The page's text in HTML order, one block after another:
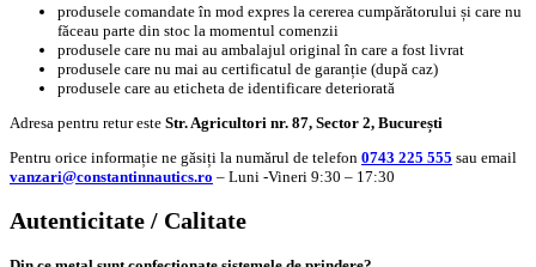
produsele comandate în mod expres la cererea cumpărătorului și care nu
făceau parte din stoc la momentul comenzii
produsele care nu mai au ambalajul original în care a fost livrat
produsele care nu mai au certificatul de garanție (după caz)
produsele care au eticheta de identificare deteriorată
Adresa pentru retur este Str. Agricultori nr. 87, Sector 2, București
Pentru orice informație ne găsiți la numărul de telefon 0743 225 555 sau email
vanzari@constantinnautics.ro – Luni -Vineri 9:30 – 17:30
Autenticitate / Calitate